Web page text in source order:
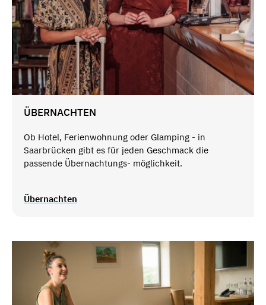
ÜBERNACHTEN
Ob Hotel, Ferienwohnung oder Glamping - in
Saarbrücken gibt es für jeden Geschmack die
passende Übernachtungs- möglichkeit.
Übernachten